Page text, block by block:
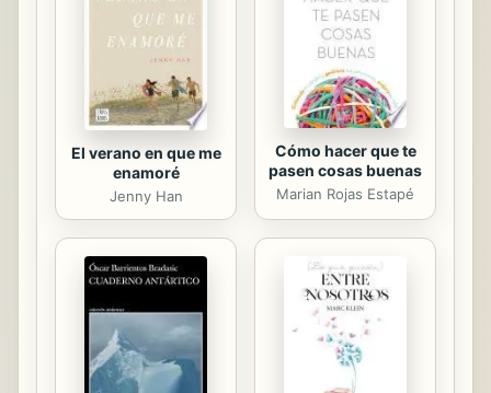
El verano en que me
enamoré
Jenny Han
Cómo hacer que te
pasen cosas buenas
Marian Rojas Estapé